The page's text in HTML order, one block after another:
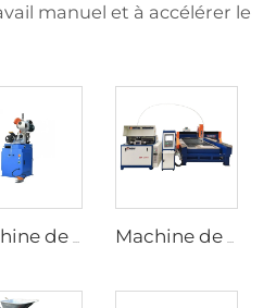
manuel et à accélérer le